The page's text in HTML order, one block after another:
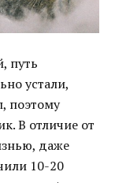
путь
устали,
поэтому
В отличие от
даже
10-20